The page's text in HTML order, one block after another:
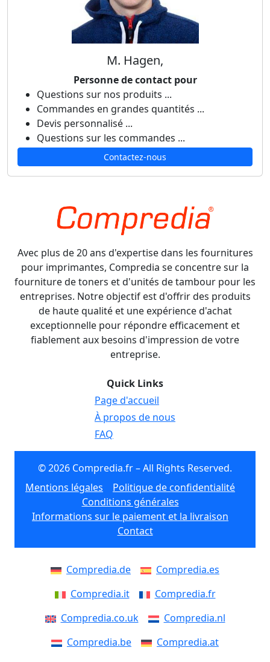
M. Hagen,
Personne de contact pour
Questions sur nos produits ...
Commandes en grandes quantités ...
Devis personnalisé ...
Questions sur les commandes ...
Contactez-nous
Avec plus de 20 ans d'expertise dans les fournitures
pour imprimantes, Compredia se concentre sur la
fourniture de toners et d'unités de tambour pour les
entreprises. Notre objectif est d'offrir des produits
de haute qualité et une expérience d'achat
exceptionnelle pour répondre efficacement et
fiablement aux besoins d'impression de votre
entreprise.
Quick Links
Page d'accueil
À propos de nous
FAQ
© 2026 Compredia.fr – All Rights Reserved.
Mentions légales
Politique de confidentialité
Conditions générales
Informations sur le paiement et la livraison
Contact
Compredia.de
Compredia.es
Compredia.it
Compredia.fr
Compredia.co.uk
Compredia.nl
Compredia.be
Compredia.at